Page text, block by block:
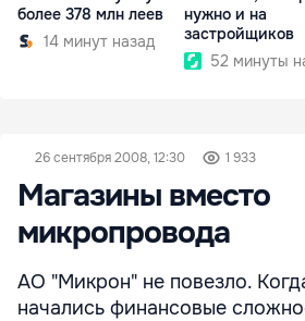
более 378 млн леев
14 минут назад
нужно и на
застройщиков
52 минуты
26 сентября 2008, 12:30 1 933
Магазины вместо
микропровода
АО "Микрон" не повезло.
начались финансовые